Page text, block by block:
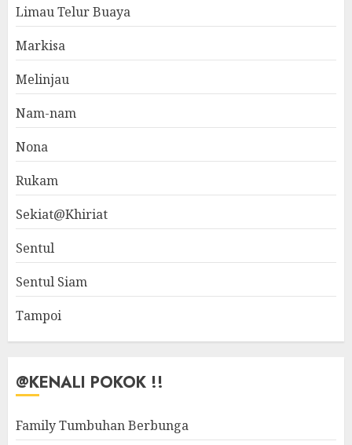
Limau Telur Buaya
Markisa
Melinjau
Nam-nam
Nona
Rukam
Sekiat@Khiriat
Sentul
Sentul Siam
Tampoi
@KENALI POKOK !!
Family Tumbuhan Berbunga